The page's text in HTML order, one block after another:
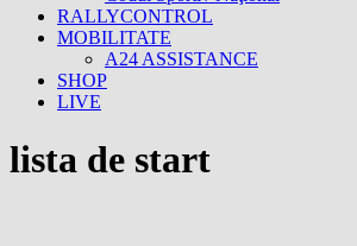
RALLYCONTROL
MOBILITATE
A24 ASSISTANCE
SHOP
LIVE
lista de start